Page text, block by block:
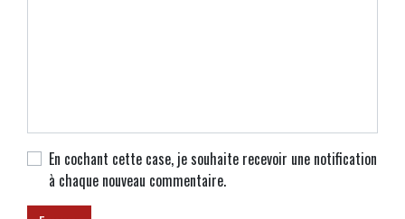
En cochant cette case, je souhaite recevoir une notification
à chaque nouveau commentaire.